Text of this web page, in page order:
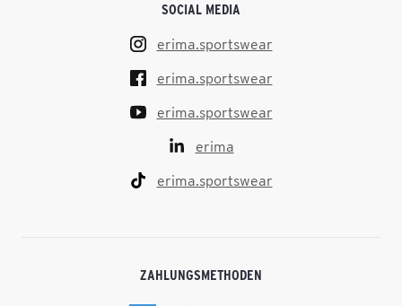
SOCIAL MEDIA
erima.sportswear
erima.sportswear
erima.sportswear
erima
erima.sportswear
ZAHLUNGSMETHODEN